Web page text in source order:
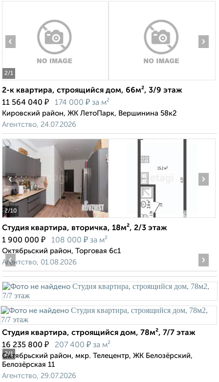
2/1
‹ ›
2-к квартира, строящийся дом, 66м², 3/9 этаж
11 564 040 ₽ 174 000 ₽ за м²
Кировский район, ЖК ЛетоПарк, Вершинина 58к2
Агентство, 24.07.2026
2/10
‹ ›
Студия квартира, вторичка, 18м², 2/3 этаж
1 900 000 ₽ 108 000 ₽ за м²
Октябрьский район, Торговая 6с1
Агентство, 01.08.2026
2/1
‹ ›
Студия квартира, строящийся дом, 78м², 7/7 этаж
16 235 800 ₽ 207 400 ₽ за м²
Октябрьский район, мкр. Телецентр, ЖК Белозёрский,
Белозёрская 11
Агентство, 29.07.2026